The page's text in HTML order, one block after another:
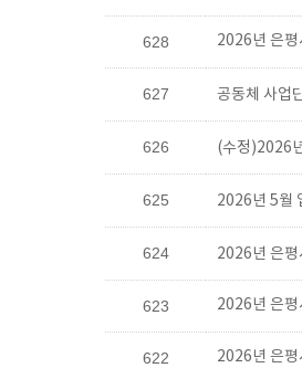
628 2026년 은평
627 공동체 사업
626 (수정)2026
625 2026년 5월
624 2026년 은평
623 2026년 은평
622 2026년 은평